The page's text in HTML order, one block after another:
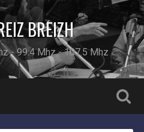
BREIZH
- 99.4 Mhz - 107.5 Mhz